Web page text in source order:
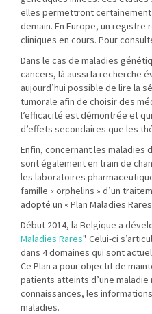
elles permettront
demain. En Europe, un
cliniques en cours. Pour
Dans le cas de maladies
cancers, là aussi la recherche
aujourd’hui possible de lire la
tumorale afin de choisir des
l’efficacité est démontrée et
d’effets secondaires que les
Enfin, concernant les maladies
sont également en train de
les laboratoires
famille « orphelins » d’un
adopté un « Plan Maladies
Début 2014, la Belgique a
Maladies Rares". Celui-ci
dans 4 domaines qui sont
Ce Plan a pour objectif de
patients atteints d’une maladie
connaissances, les
maladies.